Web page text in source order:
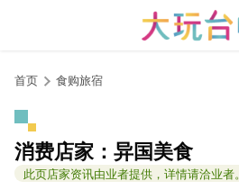
首页 食购旅宿
消费店家：异国美食
此页店家资讯由业者提供，详情请洽业者。